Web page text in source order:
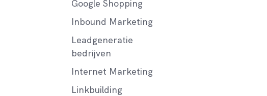
Google Shopping
Inbound Marketing
Leadgeneratie
bedrijven
Internet Marketing
Linkbuilding